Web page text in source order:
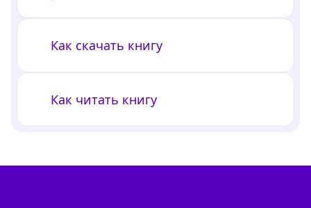
Как скачать книгу
Как читать книгу